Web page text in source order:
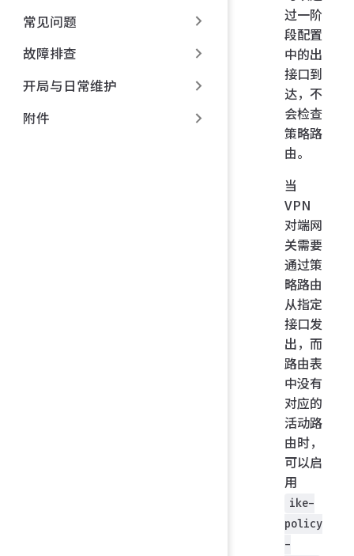
常见问题
故障排查
开局与日常维护
附件
过一阶
段配置
中的出
接口到
达，不
会检查
策略路
由。
当
VPN
对端网
关需要
通过策
略路由
从指定
接口发
出，而
路由表
中没有
对应的
活动路
由时，
可以启
用
ike-
policy
-